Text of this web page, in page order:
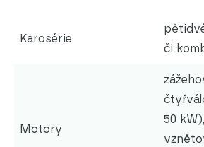
Karosérie
či
Motory
50